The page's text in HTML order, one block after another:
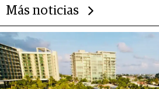
Más noticias